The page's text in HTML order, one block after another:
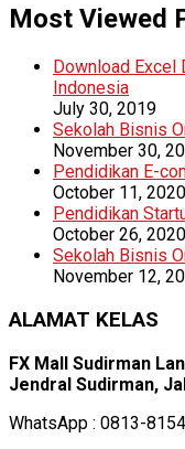
Most Viewed
Download Excel
Indonesia
July 30, 2019
Sekolah Bisnis
November 30,
Pendidikan E-
October 11, 2020
Pendidikan
October 26, 2020
Sekolah Bisnis
November 12,
ALAMAT KELAS
FX Mall Sudirman
Jendral Sudirman,
WhatsApp : 0813-